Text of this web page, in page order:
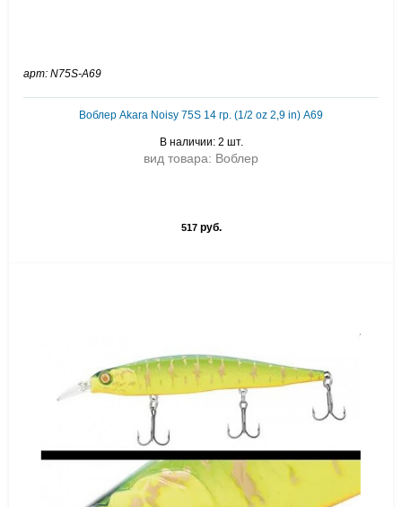
арт: N75S-A69
Воблер Akara Noisy 75S 14 гр. (1/2 oz 2,9 in) A69
В наличии: 2 шт.
вид товара: Воблер
517руб.